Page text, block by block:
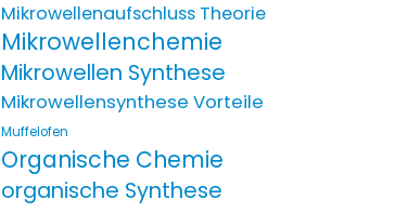
Mikrowellenaufschluss Theorie
Mikrowellenchemie
Mikrowellen Synthese
Mikrowellensynthese Vorteile
Muffelofen
Organische Chemie
organische Synthese